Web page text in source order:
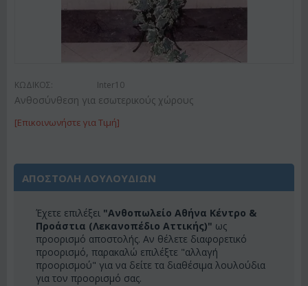
ΚΩΔΙΚΟΣ: Inter10
Ανθοσύνθεση για εσωτερικούς χώρους
[Επικοινωνήστε για Τιμή]
ΑΠΟΣΤΟΛΗ ΛΟΥΛΟΥΔΙΩΝ
Έχετε επιλέξει "Ανθοπωλείο Αθήνα Κέντρο &
Προάστια (Λεκανοπέδιο Αττικής)" ως
προορισμό αποστολής. Αν θέλετε διαφορετικό
προορισμό, παρακαλώ επιλέξτε "αλλαγή
προορισμού" για να δείτε τα διαθέσιμα λουλούδια
για τον προορισμό σας.